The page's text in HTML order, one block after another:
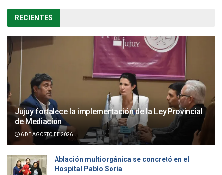
RECIENTES
Jujuy fortalece la implementación de la Ley Provincial
de Mediación
6 DE AGOSTO DE 2026
Ablación multiorgánica se concretó en el
Hospital Pablo Soria